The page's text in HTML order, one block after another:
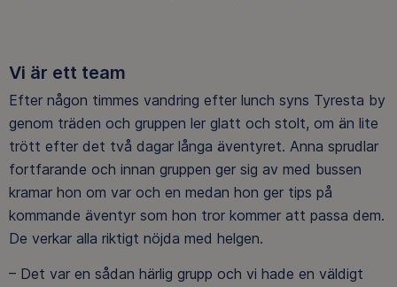
Vi är ett team
Efter någon timmes vandring efter lunch syns Tyresta by
genom träden och gruppen ler glatt och stolt, om än lite
trött efter det två dagar långa äventyret. Anna sprudlar
fortfarande och innan gruppen ger sig av med bussen
kramar hon om var och en medan hon ger tips på
kommande äventyr som hon tror kommer att passa dem.
De verkar alla riktigt nöjda med helgen.
– Det var en sådan härlig grupp och vi hade en väldigt